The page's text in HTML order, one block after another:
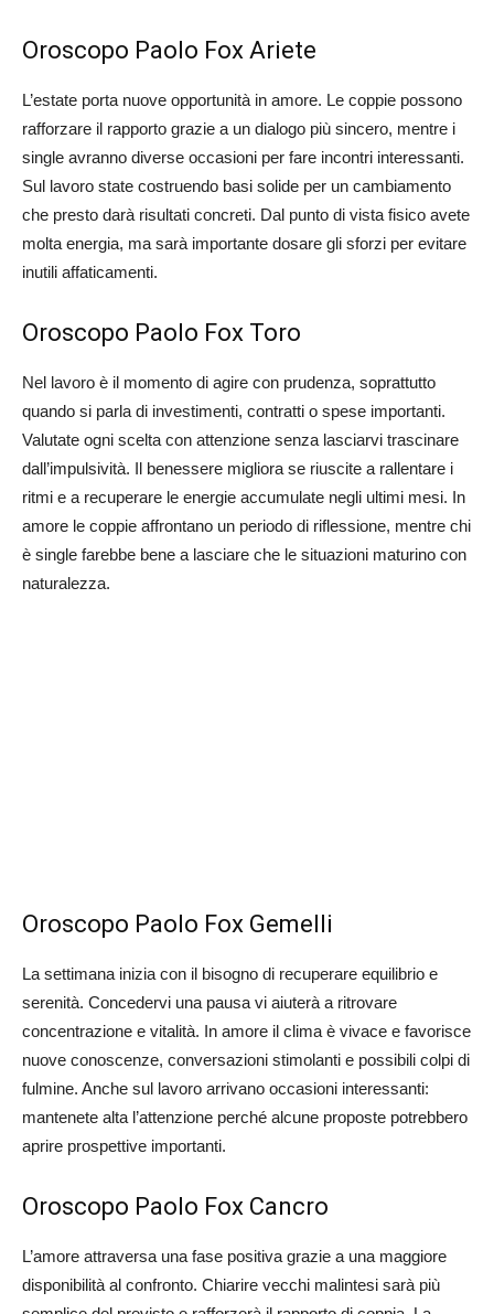
Oroscopo Paolo Fox Ariete
L’estate porta nuove opportunità in amore. Le coppie possono
rafforzare il rapporto grazie a un dialogo più sincero, mentre i
single avranno diverse occasioni per fare incontri interessanti.
Sul lavoro state costruendo basi solide per un cambiamento
che presto darà risultati concreti. Dal punto di vista fisico avete
molta energia, ma sarà importante dosare gli sforzi per evitare
inutili affaticamenti.
Oroscopo Paolo Fox Toro
Nel lavoro è il momento di agire con prudenza, soprattutto
quando si parla di investimenti, contratti o spese importanti.
Valutate ogni scelta con attenzione senza lasciarvi trascinare
dall’impulsività. Il benessere migliora se riuscite a rallentare i
ritmi e a recuperare le energie accumulate negli ultimi mesi. In
amore le coppie affrontano un periodo di riflessione, mentre chi
è single farebbe bene a lasciare che le situazioni maturino con
naturalezza.
Oroscopo Paolo Fox Gemelli
La settimana inizia con il bisogno di recuperare equilibrio e
serenità. Concedervi una pausa vi aiuterà a ritrovare
concentrazione e vitalità. In amore il clima è vivace e favorisce
nuove conoscenze, conversazioni stimolanti e possibili colpi di
fulmine. Anche sul lavoro arrivano occasioni interessanti:
mantenete alta l’attenzione perché alcune proposte potrebbero
aprire prospettive importanti.
Oroscopo Paolo Fox Cancro
L’amore attraversa una fase positiva grazie a una maggiore
disponibilità al confronto. Chiarire vecchi malintesi sarà più